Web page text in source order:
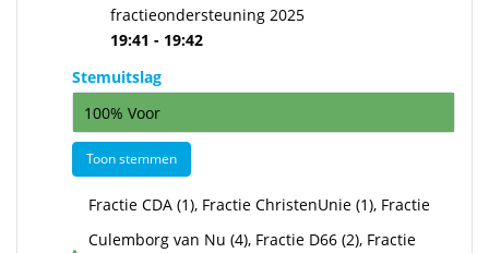
fractieondersteuning 2025
19:41 - 19:42
Stemuitslag
100% Voor
Toon stemmen
Fractie CDA (1), Fractie ChristenUnie (1), Fractie
Culemborg van Nu (4), Fractie D66 (2), Fractie